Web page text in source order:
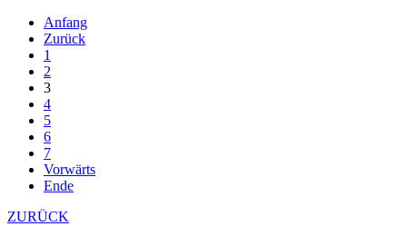
Anfang
Zurück
1
2
3
4
5
6
7
Vorwärts
Ende
ZURÜCK